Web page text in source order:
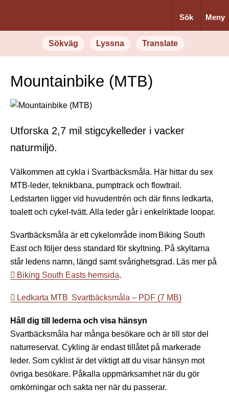
Sök Meny
Sökväg Lyssna Translate
Mountainbike (MTB)
Utforska 2,7 mil stigcykelleder i vacker
naturmiljö.
Välkommen att cykla i Svartbäcksmåla. Här hittar du sex
MTB-leder, teknikbana, pumptrack och flowtrail.
Ledstarten ligger vid huvudentrén och där finns ledkarta,
toalett och cykel-tvätt. Alla leder går i enkelriktade loopar.
Svartbäcksmåla är ett cykelområde inom Biking South
East och följer dess standard för skyltning. På skyltarna
står ledens namn, längd samt svårighetsgrad. Läs mer på
Biking South Easts hemsida.
Ledkarta MTB Svartbäcksmåla – PDF (7 MB)
Håll dig till lederna och visa hänsyn
Svartbäcksmåla har många besökare och är till stor del
naturreservat. Cykling är endast tillåtet på markerade
leder. Som cyklist är det viktigt att du visar hänsyn mot
övriga besökare. Påkalla uppmärksamhet när du gör
omkörningar och sakta ner när du passerar.